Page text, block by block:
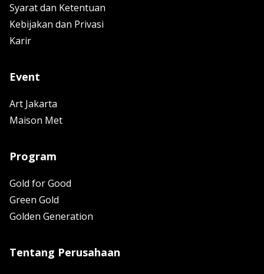
Syarat dan Ketentuan
Kebijakan dan Privasi
Karir
Event
Art Jakarta
Maison Met
Program
Gold for Good
Green Gold
Golden Generation
Tentang Perusahaan